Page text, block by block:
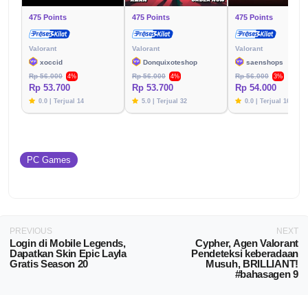
475 Points
Valorant
xoccid
Rp 56.000
4%
Rp 53.700
0.0 | Terjual 14
475 Points
Valorant
Donquixoteshop
Rp 56.000
4%
Rp 53.700
5.0 | Terjual 32
475 Points
Valorant
saenshops
Rp 56.000
3%
Rp 54.000
0.0 | Terjual 16
PC Games
PREVIOUS
Login di Mobile Legends,
Dapatkan Skin Epic Layla
Gratis Season 20
NEXT
Cypher, Agen Valorant
Pendeteksi keberadaan
Musuh, BRILLIANT!
#bahasagen 9